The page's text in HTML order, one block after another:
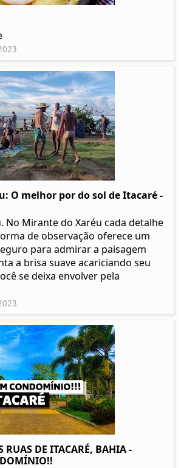
O melhor por do sol de Itacaré -
No Mirante do Xaréu cada detalhe
de observação oferece um
para admirar a paisagem
a brisa suave acariciando seu
se deixa envolver pela
RUAS DE ITACARÉ, BAHIA -